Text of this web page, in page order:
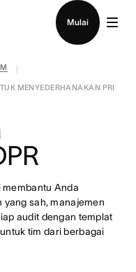
Mulai
MENYEDERHANAKAN PRIVASI
membantu Anda
sah, manajemen
audit dengan templat
tim dari berbagai